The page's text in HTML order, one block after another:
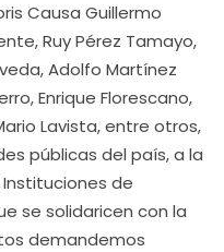
Causa Guillermo
Ruy Pérez Tamayo,
Adolfo Martínez
Enrique Florescano,
Lavista, entre otros,
públicas del país, a la
de
se solidaricen con la
demandemos